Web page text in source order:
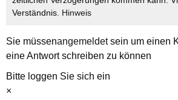
Verständnis. Hinweis
Sie müssenangemeldetsein um einen
eine Antwort schreiben zu können
Bitte loggen Sie sich ein
×